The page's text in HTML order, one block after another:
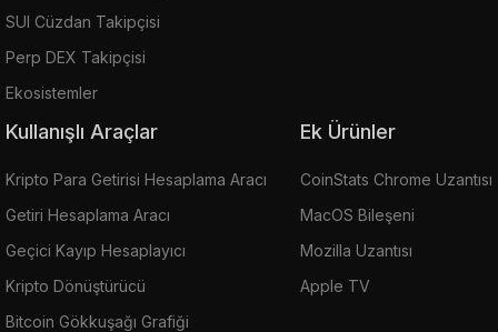
SUI Cüzdan Takipçisi
Perp DEX Takipçisi
Ekosistemler
Kullanışlı Araçlar
Kripto Para Getirisi Hesaplama Aracı
Getiri Hesaplama Aracı
Geçici Kayıp Hesaplayıcı
Kripto Dönüştürücü
Bitcoin Gökkuşağı Grafiği
Ek Ürünler
CoinStats Chrome Uzantısı
MacOS Bileşeni
Mozilla Uzantısı
Apple TV